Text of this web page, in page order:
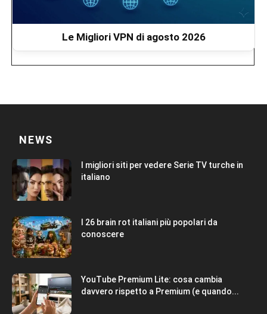
Le Migliori VPN di agosto 2026
NEWS
I migliori siti per vedere Serie TV turche in
italiano
I 26 brain rot italiani più popolari da
conoscere
YouTube Premium Lite: cosa cambia
davvero rispetto a Premium (e quando...